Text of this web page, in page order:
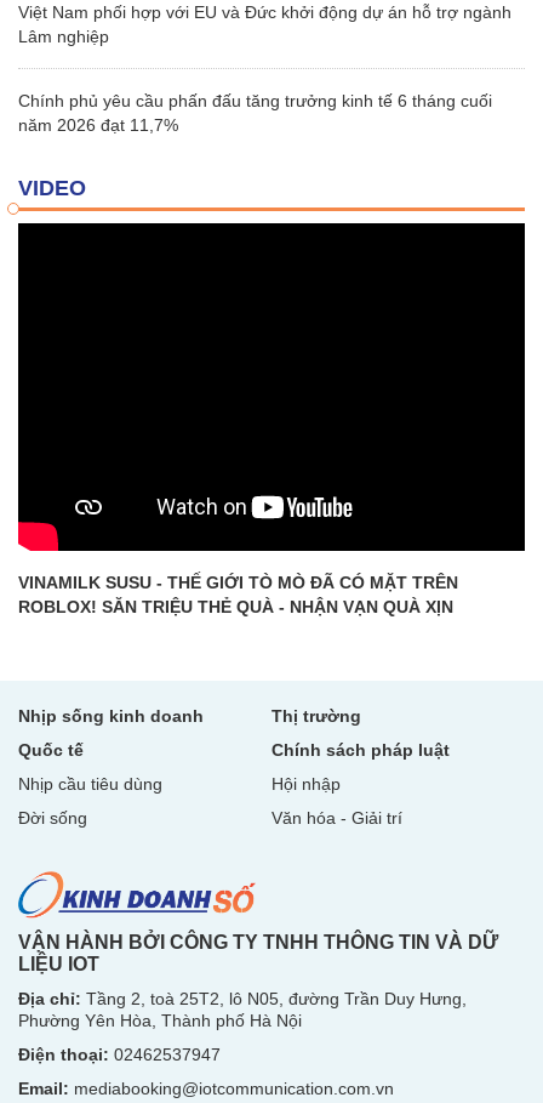
Việt Nam phối hợp với EU và Đức khởi động dự án hỗ trợ ngành
Lâm nghiệp
Chính phủ yêu cầu phấn đấu tăng trưởng kinh tế 6 tháng cuối
năm 2026 đạt 11,7%
VIDEO
VINAMILK SUSU - THẾ GIỚI TÒ MÒ ĐÃ CÓ MẶT TRÊN
ROBLOX! SĂN TRIỆU THẺ QUÀ - NHẬN VẠN QUÀ XỊN
Nhịp sống kinh doanh
Thị trường
Quốc tế
Chính sách pháp luật
Nhịp cầu tiêu dùng
Hội nhập
Đời sống
Văn hóa - Giải trí
VẬN HÀNH BỞI CÔNG TY TNHH THÔNG TIN VÀ DỮ
LIỆU IOT
Địa chỉ: Tầng 2, toà 25T2, lô N05, đường Trần Duy Hưng,
Phường Yên Hòa, Thành phố Hà Nội
Điện thoại: 02462537947
Email: mediabooking@iotcommunication.com.vn